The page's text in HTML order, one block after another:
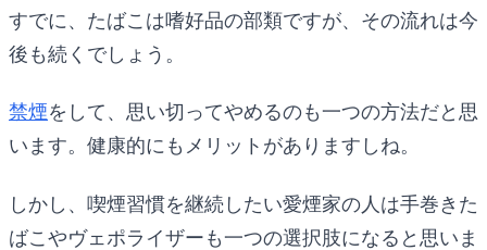
すでに、たばこは嗜好品の部類ですが、その流れは今
後も続くでしょう。
禁煙をして、思い切ってやめるのも一つの方法だと思
います。健康的にもメリットがありますしね。
しかし、喫煙習慣を継続したい愛煙家の人は手巻きた
ばこやヴェポライザーも一つの選択肢になると思いま